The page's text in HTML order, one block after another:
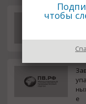
е
чтобы